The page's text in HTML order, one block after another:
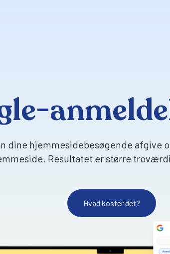
dine hjemmesidebesøgende afgive
Resultatet er større
Hvad koster det?